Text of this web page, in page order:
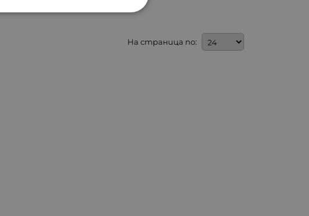
На страница по: